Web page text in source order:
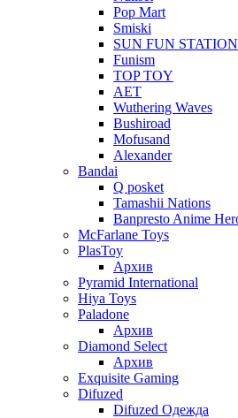
Pop Mart
Smiski
SUN FUN STATION
Funism
TOP TOY
AET
Wuthering Waves
Bushiroad
Mofusand
Alexander
Bandai
Q posket
Tamashii Nations
Banpresto Anime
McFarlane Toys
PlasToy
Архив
Pyramid International
Hiya Toys
Paladone
Архив
Diamond Select
Архив
Exquisite Gaming
Difuzed
Difuzed Одежда